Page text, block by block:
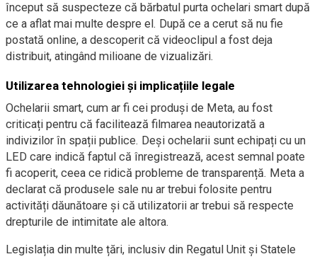
început să suspecteze că bărbatul purta ochelari smart după
ce a aflat mai multe despre el. După ce a cerut să nu fie
postată online, a descoperit că videoclipul a fost deja
distribuit, atingând milioane de vizualizări.
Utilizarea tehnologiei și implicațiile legale
Ochelarii smart, cum ar fi cei produși de Meta, au fost
criticați pentru că facilitează filmarea neautorizată a
indivizilor în spații publice. Deși ochelarii sunt echipați cu un
LED care indică faptul că înregistrează, acest semnal poate
fi acoperit, ceea ce ridică probleme de transparență. Meta a
declarat că produsele sale nu ar trebui folosite pentru
activități dăunătoare și că utilizatorii ar trebui să respecte
drepturile de intimitate ale altora.
Legislația din multe țări, inclusiv din Regatul Unit și Statele